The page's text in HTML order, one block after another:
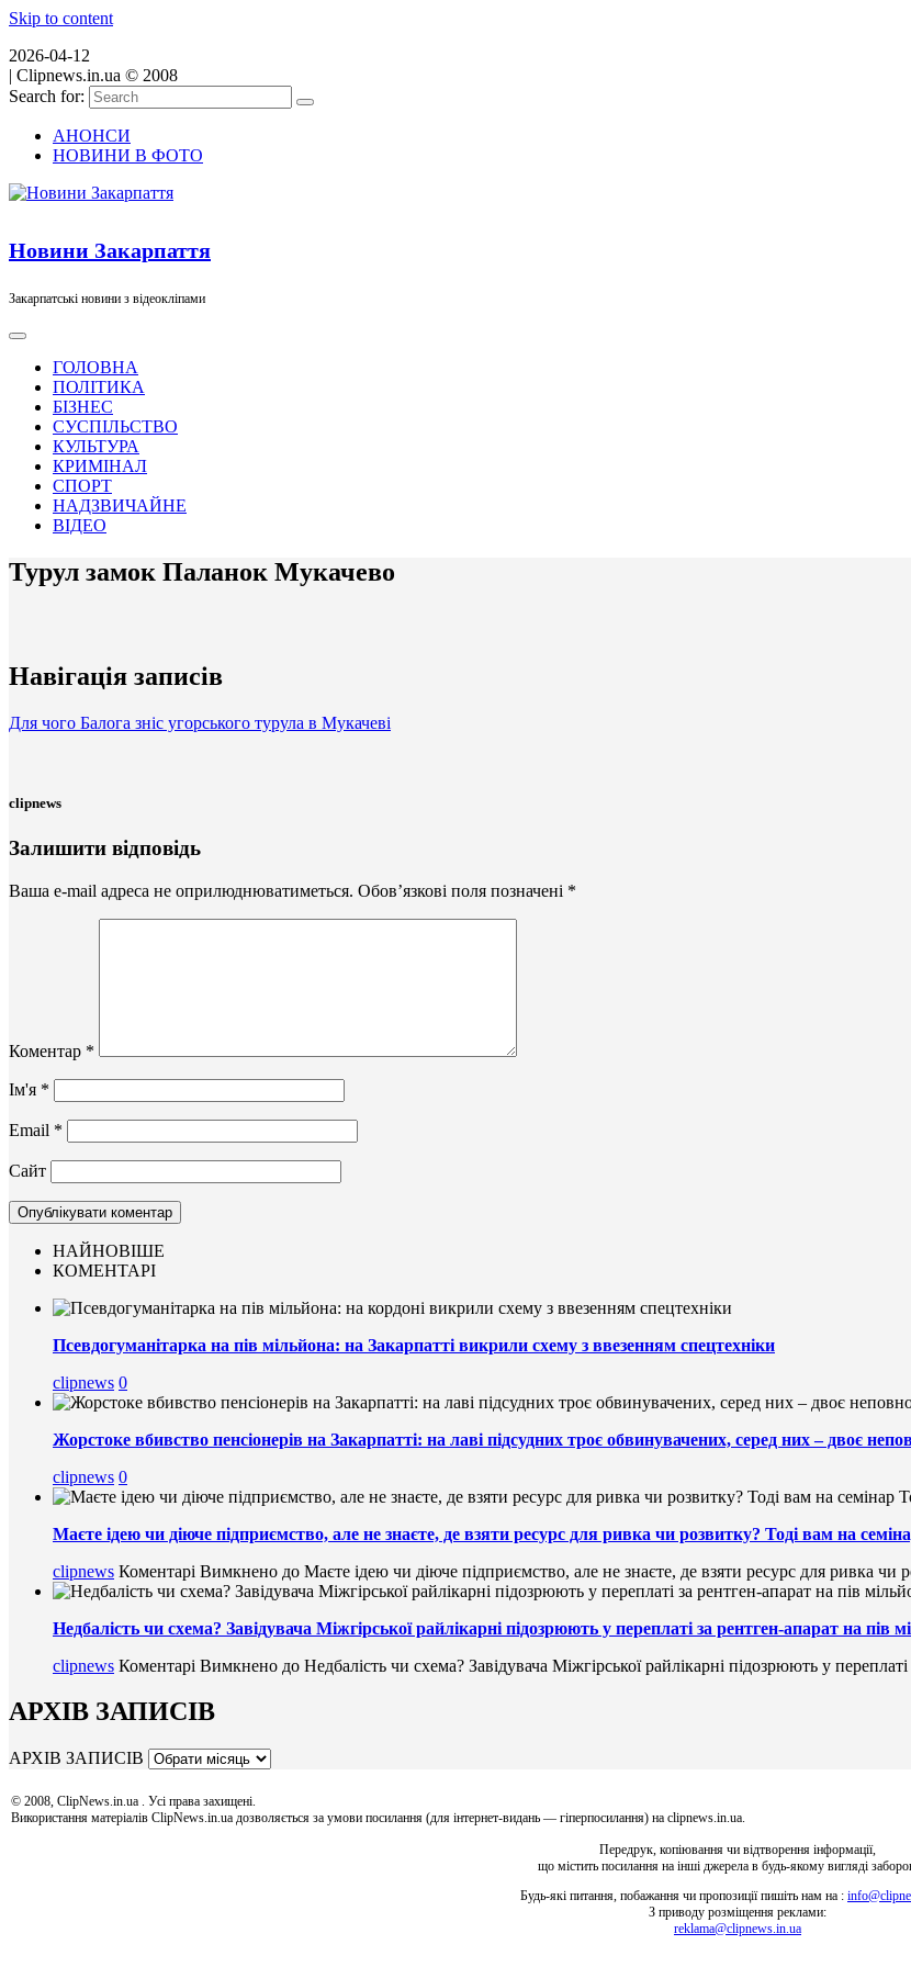
Skip to content
2026-04-12
| Clipnews.in.ua © 2008
Search for:
АНОНСИ
НОВИНИ В ФОТО
Новини Закарпаття
Закарпатські новини з відеокліпами
ГОЛОВНА
ПОЛІТИКА
БІЗНЕС
СУСПІЛЬСТВО
КУЛЬТУРА
КРИМІНАЛ
СПОРТ
НАДЗВИЧАЙНЕ
ВІДЕО
Турул замок Паланок Мукачево
Навігація записів
Для чого Балога зніс угорського турула в Мукачеві
clipnews
Залишити відповідь
Ваша e-mail адреса не оприлюднюватиметься. Обов’язкові поля позначені *
Коментар *
Ім'я *
Email *
Сайт
НАЙНОВІШЕ
КОМЕНТАРІ
Псевдогуманітарка на пів мільйона: на Закарпатті викрили схему з ввезенням спецтехніки
clipnews 0
Жорстоке вбивство пенсіонерів на Закарпатті: на лаві підсудних троє обвинувачених, серед них – двоє
clipnews 0
Маєте ідею чи діюче підприємство, але не знаєте, де взяти ресурс для ривка чи розвитку? Тоді вам на
clipnews Коментарі Вимкнено до Маєте ідею чи діюче підприємство, але не знаєте, де взяти ресурс для ривка
Недбалість чи схема? Завідувача Міжгірської райлікарні підозрюють у переплаті за рентген-апарат на пів
clipnews Коментарі Вимкнено до Недбалість чи схема? Завідувача Міжгірської райлікарні підозрюють у
АРХІВ ЗАПИСІВ
АРХІВ ЗАПИСІВ
© 2008, ClipNews.in.ua . Усі права захищені.
Використання матеріалів ClipNews.in.ua дозволяється за умови посилання (для інтернет-видань — гіперпосилання) на clipnews.in.ua.
Передрук, копіювання чи відтворення інформації,
що містить посилання на інші джерела в будь-якому вигляді
Будь-які питання, побажання чи пропозиції пишіть нам на :
З приводу розміщення реклами:
reklama@clipnews.in.ua